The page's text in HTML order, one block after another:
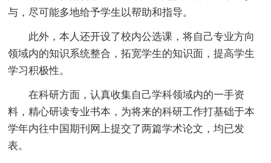
与，尽可能多地给予学生以帮助和指导。
此外，本人还开设了校内公选课，将自己专业方向
领域内的知识系统整合，拓宽学生的知识面，提高学生
学习积极性。
在科研方面，认真收集自己学科领域内的一手资
料，精心研读专业书本，为将来的科研工作打基础于本
学年内往中国期刊网上提交了两篇学术论文，均已发
表。